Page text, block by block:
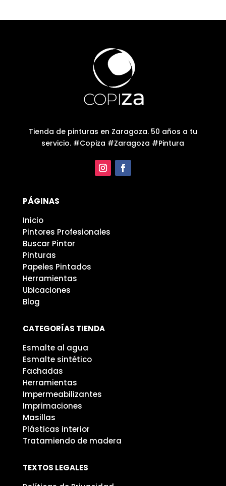
11,03€
Tienda de pinturas en Zaragoza. 50 años a tu
servicio. #Copiza #Zaragoza #Pintura
PÁGINAS
Inicio
Pintores Profesionales
Buscar Pintor
Pinturas
Papeles Pintados
Herramientas
Ubicaciones
Blog
CATEGORÍAS TIENDA
Esmalte al agua
Esmalte sintético
Fachadas
Herramientas
Impermeabilizantes
Imprimaciones
Masillas
Plásticas interior
Tratamiendo de madera
TEXTOS LEGALES